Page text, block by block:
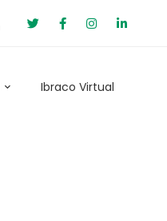
Ibraco Virtual